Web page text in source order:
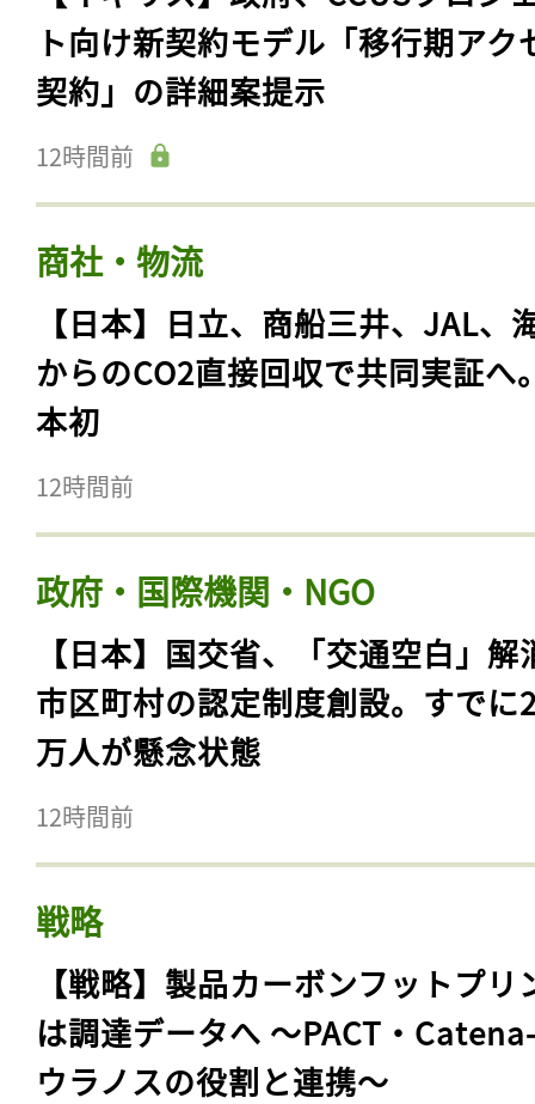
ト向け新契約モデル「移行期アク
契約」の詳細案提示
12時間前
商社・物流
【日本】日立、商船三井、JAL、
からのCO2直接回収で共同実証へ
本初
12時間前
政府・国際機関・NGO
【日本】国交省、「交通空白」解
市区町村の認定制度創設。すでに
万人が懸念状態
12時間前
戦略
【戦略】製品カーボンフットプリ
は調達データへ 〜PACT・
ウラノスの役割と連携〜